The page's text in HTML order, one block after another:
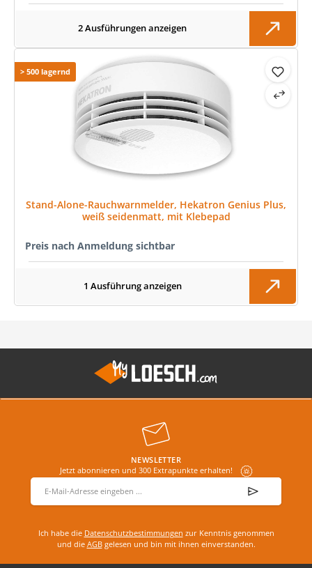
2 Ausführungen anzeigen
> 500 lagernd
Stand-Alone-Rauchwarnmelder, Hekatron Genius Plus,
weiß seidenmatt, mit Klebepad
Preis nach Anmeldung sichtbar
1 Ausführung anzeigen
NEWSLETTER
Jetzt abonnieren und 300 Extrapunkte erhalten!
E-Mail-Adresse
Ich habe die Datenschutzbestimmungen zur Kenntnis genommen
und die AGBgelesen und bin mit ihnen einverstanden.